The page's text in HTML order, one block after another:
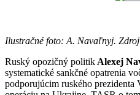
Ilustračné foto: A. Navaľnyj.
Ruský opozičný politik Alexej
systematické sankčné opatrenia
podporujúcim ruského prezidenta